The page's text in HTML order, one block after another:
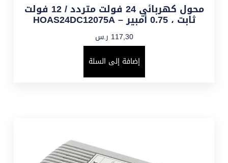
محول كهربائي 24 فولت متردد / 12 فولت
ثابت ، 0.75 أمبير – HOAS24DC12075A
117,30 ر.س
إضافة إلى السلة